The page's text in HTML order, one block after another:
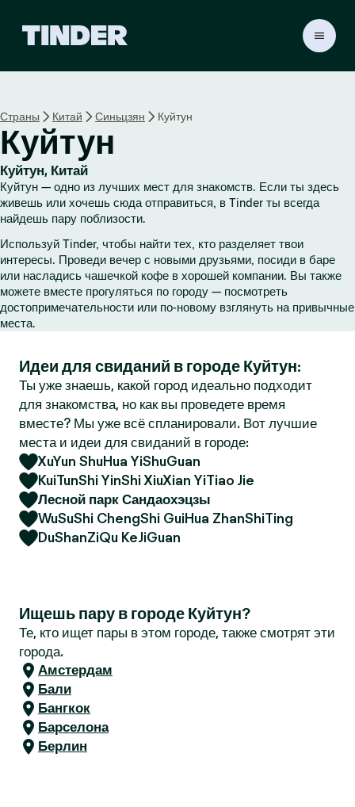
а
р
а
н
ц
а
T
i
n
r
Страны Китай Синьцзян Куйтун
Куйтун
Куйтун, Китай
Куйтун — одно из лучших мест для знакомств. Если ты здесь
живешь или хочешь сюда отправиться, в Tinder ты всегда
найдешь пару поблизости.
Используй Tinder, чтобы найти тех, кто разделяет твои
интересы. Проведи вечер с новыми друзьями, посиди в баре
или насладись чашечкой кофе в хорошей компании. Вы также
можете вместе прогуляться по городу — посмотреть
достопримечательности или по-новому взглянуть на привычные
места.
Идеи для свиданий в городе Куйтун:
Ты уже знаешь, какой город идеально подходит
для знакомства, но как вы проведете время
вместе? Мы уже всё спланировали. Вот лучшие
места и идеи для свиданий в городе:
XuYun ShuHua YiShuGuan
KuiTunShi YinShi XiuXian YiTiao Jie
Лесной парк Сандаохэцзы
WuSuShi ChengShi GuiHua ZhanShiTing
DuShanZiQu KeJiGuan
Ищешь пару в городе Куйтун?
Те, кто ищет пары в этом городе, также смотрят эти
города.
Амстердам
Бали
Бангкок
Барселона
Берлин